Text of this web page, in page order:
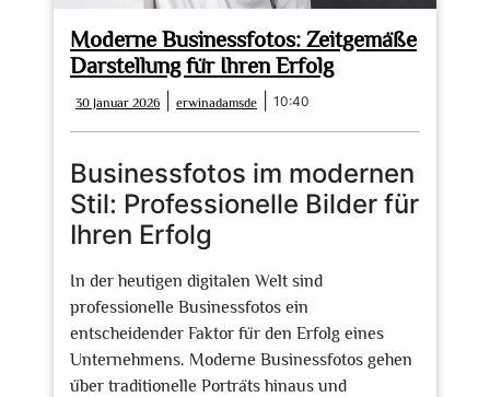
Moderne Businessfotos: Zeitgemäße
Darstellung für Ihren Erfolg
30 Januar 2026
Januar
2026
erwinadamsde erwinadamsde
10:40
Businessfotos im modernen
Stil: Professionelle Bilder für
Ihren Erfolg
In der heutigen digitalen Welt sind
professionelle Businessfotos ein
entscheidender Faktor für den Erfolg eines
Unternehmens. Moderne Businessfotos gehen
über traditionelle Porträts hinaus und